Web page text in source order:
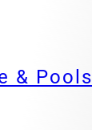
& Pools